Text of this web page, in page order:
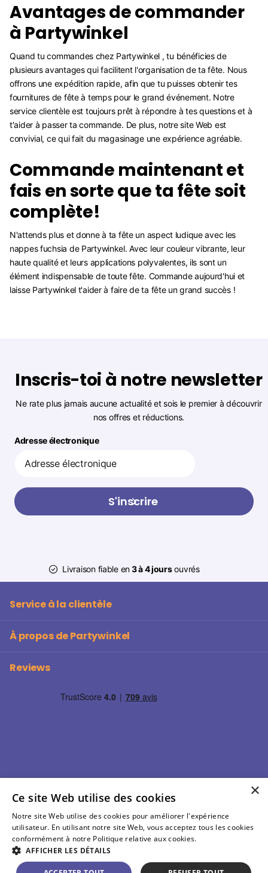
Avantages de commander
à Partywinkel
Quand tu commandes chez Partywinkel , tu bénéficies de
plusieurs avantages qui facilitent l'organisation de ta fête. Nous
offrons une expédition rapide, afin que tu puisses obtenir tes
fournitures de fête à temps pour le grand événement. Notre
service clientèle est toujours prêt à répondre à tes questions et à
t'aider à passer ta commande. De plus, notre site Web est
convivial, ce qui fait du magasinage une expérience agréable.
Commande maintenant et
fais en sorte que ta fête soit
complète!
N'attends plus et donne à ta fête un aspect ludique avec les
nappes fuchsia de Partywinkel. Avec leur couleur vibrante, leur
haute qualité et leurs applications polyvalentes, ils sont un
élément indispensable de toute fête. Commande aujourd'hui et
laisse Partywinkel t'aider à faire de ta fête un grand succès !
Inscris-toi à notre newsletter
Ne rate plus jamais aucune actualité et sois le premier à découvrir
nos offres et réductions.
Adresse électronique
S'inscrire
Livraison fiable en3 à 4 joursouvrés
Service à la clientèle
À propos de Partywinkel
Reviews
©2026Partywinkel Tous les prix indiqués s'entendent
TVA comprise
FR (EUR €)
Menu
×
Ce site Web utilise des cookies
Notre site Web utilise des cookies pour améliorer l'expérience
utilisateur. En utilisant notre site Web, vous acceptez tous les cookies
conformément à notre Politique relative aux cookies.
AFFICHER LES DÉTAILS